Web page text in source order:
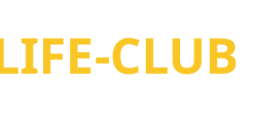
CLUB